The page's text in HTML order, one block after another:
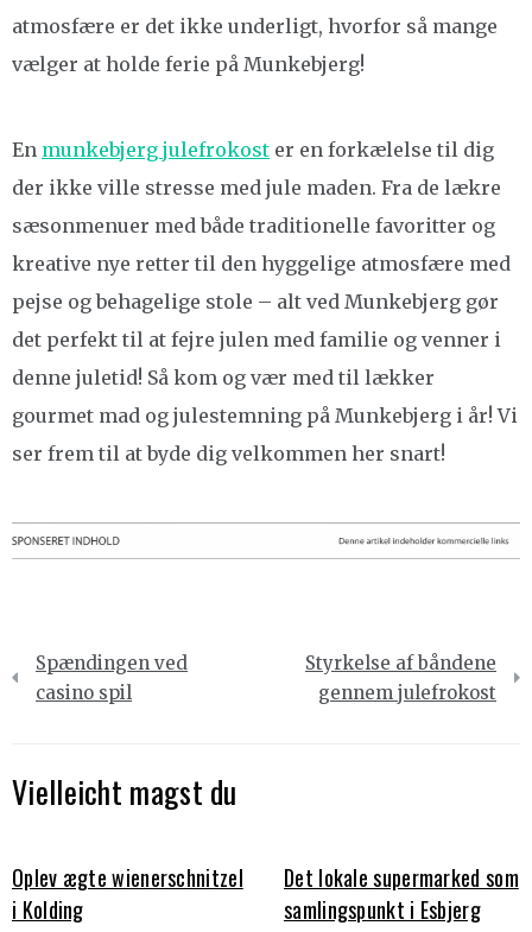
atmosfære er det ikke underligt, hvorfor så mange
vælger at holde ferie på Munkebjerg!
En munkebjerg julefrokost er en forkælelse til dig
der ikke ville stresse med jule maden. Fra de lækre
sæsonmenuer med både traditionelle favoritter og
kreative nye retter til den hyggelige atmosfære med
pejse og behagelige stole – alt ved Munkebjerg gør
det perfekt til at fejre julen med familie og venner i
denne juletid! Så kom og vær med til lækker
gourmet mad og julestemning på Munkebjerg i år! Vi
ser frem til at byde dig velkommen her snart!
Indlægsnavigation
Spændingen ved
casino spil
Styrkelse af båndene
gennem julefrokost
Vielleicht magst du
Oplev ægte wienerschnitzel
i Kolding
Det lokale supermarked som
samlingspunkt i Esbjerg